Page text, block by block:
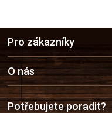
a
t
í
Pro zákazníky
O nás
Potřebujete poradit?